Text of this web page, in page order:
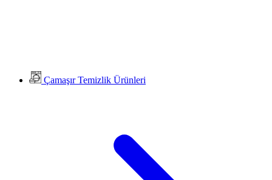
Çamaşır Temizlik Ürünleri